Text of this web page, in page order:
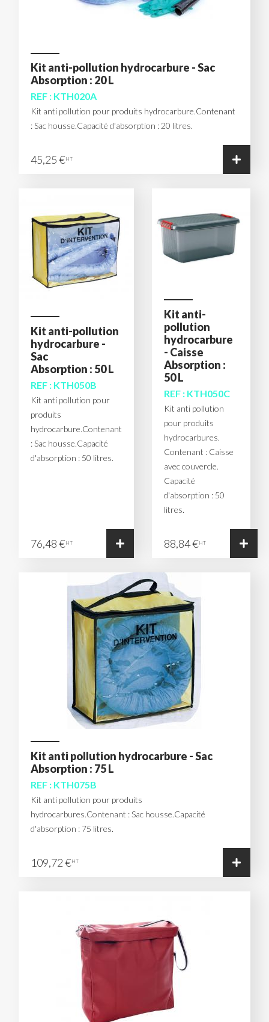
Kit anti-pollution hydrocarbure - Sac
Absorption : 20 L
REF : KTH020A
Kit anti pollution pour produits hydrocarbure.Contenant
: Sac housse.Capacité d'absorption : 20 litres.
45,25 €HT
Kit anti-pollution
hydrocarbure -
Sac
Absorption : 50 L
REF : KTH050B
Kit anti pollution pour
produits
hydrocarbure.Contenant
: Sac housse.Capacité
d'absorption : 50 litres.
76,48 €HT
Kit anti-
pollution
hydrocarbure
- Caisse
Absorption :
50 L
REF : KTH050C
Kit anti pollution
pour produits
hydrocarbures.
Contenant : Caisse
avec couvercle.
Capacité
d'absorption : 50
litres.
88,84 €HT
Kit anti pollution hydrocarbure - Sac
Absorption : 75 L
REF : KTH075B
Kit anti pollution pour produits
hydrocarbures.Contenant : Sac housse.Capacité
d'absorption : 75 litres.
109,72 €HT